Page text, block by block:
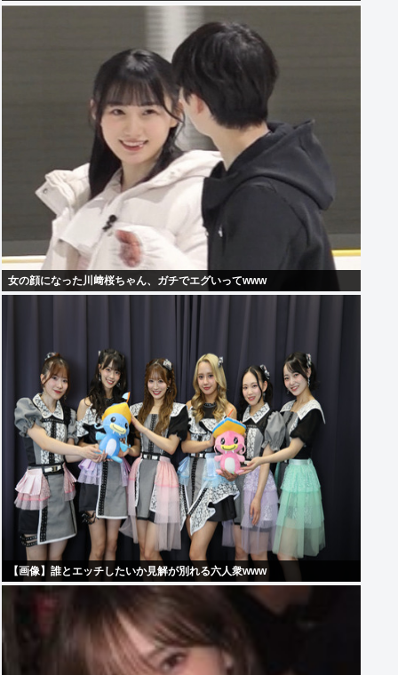
女の顔になった川﨑桜ちゃん、ガチでエグいってwww
【画像】誰とエッチしたいか見解が別れる六人衆www